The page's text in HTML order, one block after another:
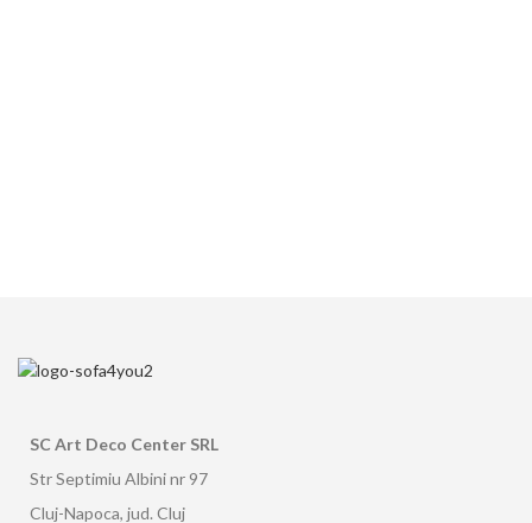
SC Art Deco Center SRL
Str Septimiu Albini nr 97
Cluj-Napoca, jud. Cluj